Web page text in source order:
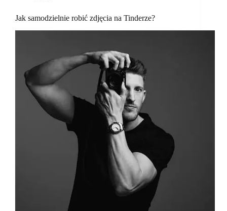
Jak samodzielnie robić zdjęcia na Tinderze?